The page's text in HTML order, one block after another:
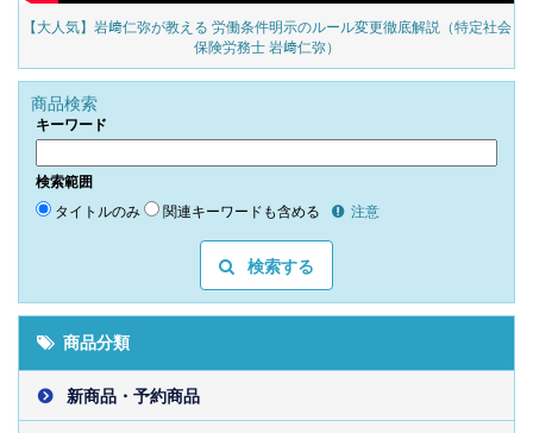
【大人気】岩﨑仁弥が教える 労働条件明示のルール変更徹底解説（特定社会
保険労務士 岩﨑仁弥）
商品検索
キーワード
検索範囲
タイトルのみ 関連キーワードも含める 注意
検索する
商品分類
新商品・予約商品